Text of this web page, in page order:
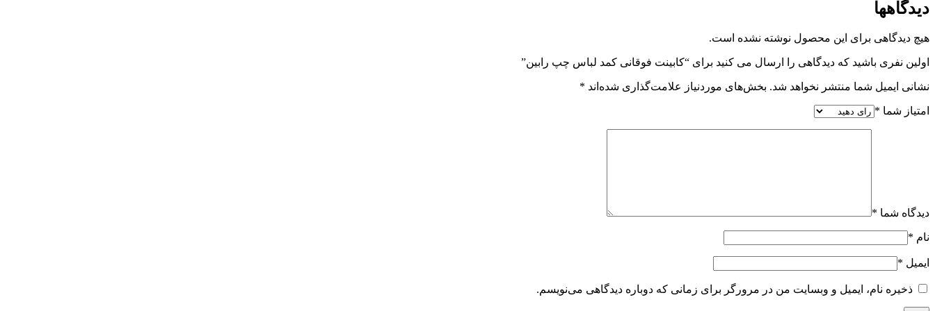
دیدگاهها
هیچ دیدگاهی برای این محصول نوشته نشده است.
اولین نفری باشید که دیدگاهی را ارسال می کنید برای “کابینت فوقانی کمد لباس چپ رابین”
نشانی ایمیل شما منتشر نخواهد شد. بخش‌های موردنیاز علامت‌گذاری شده‌اند *
امتیاز شما *
دیدگاه شما *
نام *
ایمیل *
ذخیره نام، ایمیل و وبسایت من در مرورگر برای زمانی که دوباره دیدگاهی می‌نویسم.